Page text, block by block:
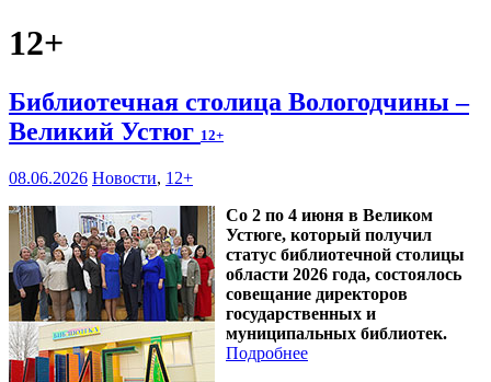
12+
Библиотечная столица Вологодчины –
Великий Устюг 12+
08.06.2026 Новости, 12+
Со 2 по 4 июня в Великом
Устюге, который получил
статус библиотечной столицы
области 2026 года, состоялось
совещание директоров
государственных и
муниципальных библиотек.
Подробнее